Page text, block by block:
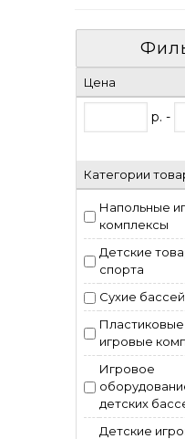
Цена
р. -
Категории
Напольные
комплексы
Детские
спорта
Сухие
Пластиковые
игровые
Игровое
детских
Детские